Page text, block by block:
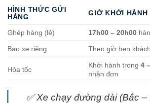
HÌNH THỨC GỬI
HÀNG
GIỜ KHỞI HÀNH
Ghép hàng (lẻ) 17h00 – 20h00
Bao xe riêng Theo giờ hẹn
Hỏa tốc
Khởi hành trong4
nhận đơn
✅ Xe chạy đường dài (Bắc –